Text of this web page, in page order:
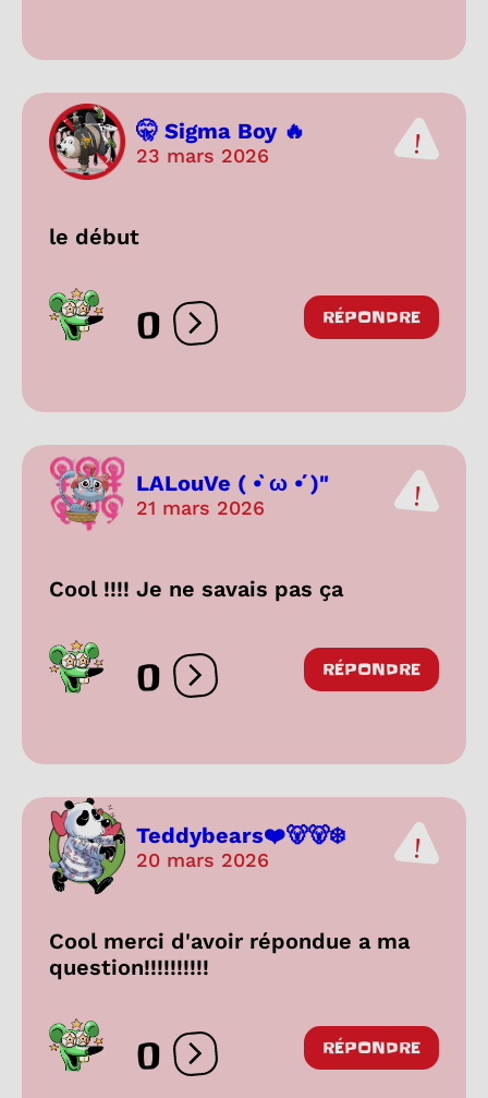
🤫 Sigma Boy 🔥
23 mars 2026
le début
0 Ouvrir les réactions
RÉPONDRE
LALouVe ( •̀ ω •́ )"
21 mars 2026
Cool !!!! Je ne savais pas ça
0 Ouvrir les réactions
RÉPONDRE
Teddybears❤️🐻🐻‍❄️
20 mars 2026
Cool merci d'avoir répondue a ma
question!!!!!!!!!!
0 Ouvrir les réactions
RÉPONDRE